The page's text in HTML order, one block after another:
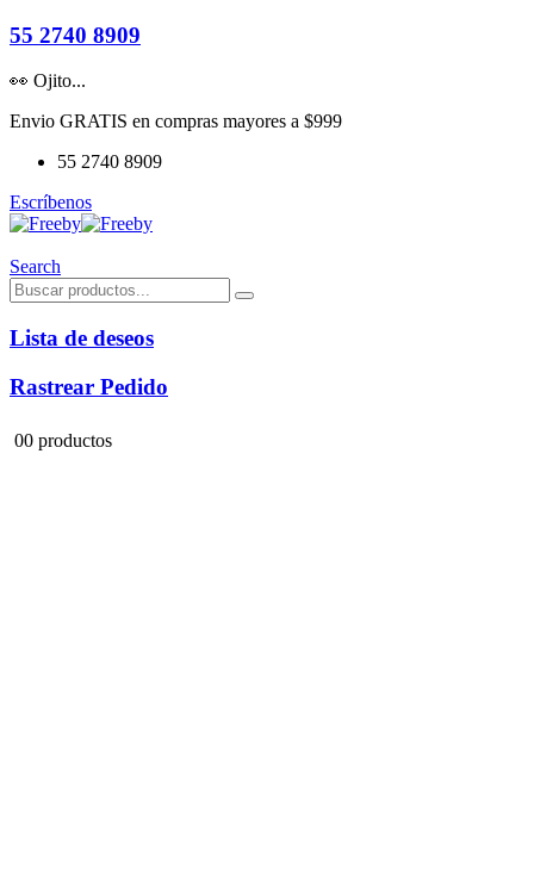
55 2740 8909
👀 Ojito...
Envio GRATIS en compras mayores a $999
55 2740 8909
Escríbenos
Search
Lista de deseos
Rastrear Pedido
00 productos